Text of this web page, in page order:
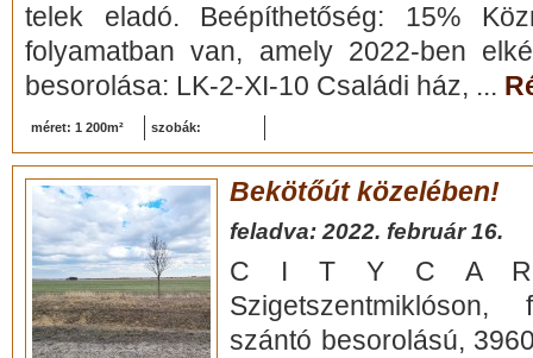
telek eladó. Beépíthetőség: 15%
folyamatban van, amely 2022-ben
besorolása: LK-2-XI-10 Családi ház, ...
méret: 1 200m² szobák:
Bekötőút közelében!
feladva: 2022. február 16.
C I T Y C A R
szántó besorolású,